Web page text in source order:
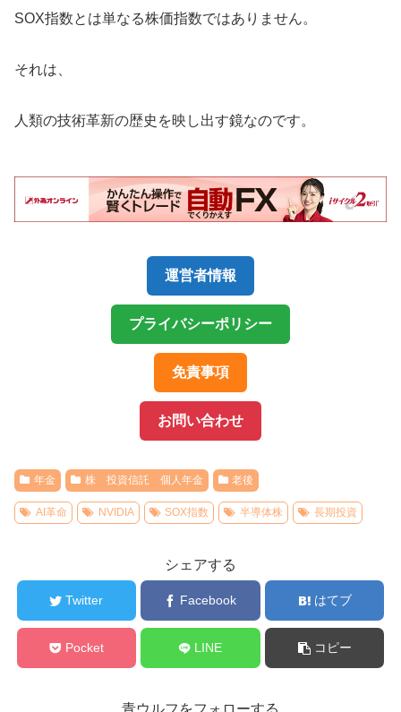
SOX指数とは単なる株価指数ではありません。
それは、
人類の技術革新の歴史を映し出す鏡なのです。
運営者情報
プライバシーポリシー
免責事項
お問い合わせ
年金 株 投資信託 個人年金 老後
AI革命 NVIDIA SOX指数 半導体株 長期投資
シェアする
Twitter Facebook はてブ
Pocket LINE コピー
青ウルフをフォローする